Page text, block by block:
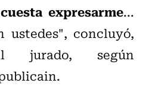
expresarme...
ustedes", concluyó,
jurado, según